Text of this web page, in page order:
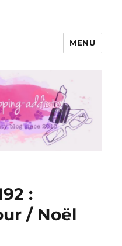
addicte
MENU
:
/ Noël